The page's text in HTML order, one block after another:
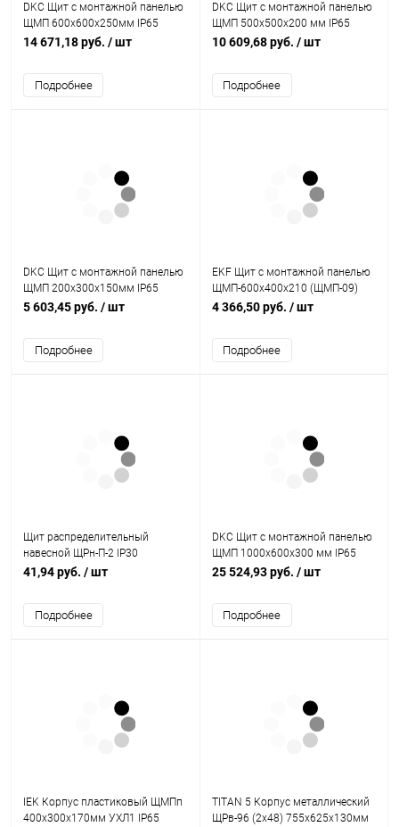
DKC Щит с монтажной панелью
ЩМП 600x600x250мм IP65
серия ST (R5ST0669)
14 671,18 руб. / шт
Подробнее
DKC Щит с монтажной панелью
ЩМП 500x500x200 мм IP65
серия ST (R5ST0552)
10 609,68 руб. / шт
Подробнее
DKC Щит с монтажной панелью
ЩМП 200x300x150мм IP65
серия ST (R5ST0231)
5 603,45 руб. / шт
Подробнее
EKF Щит с монтажной панелью
ЩМП-600х400х210 (ЩМП-09)
IP31 (mb22-09)
4 366,50 руб. / шт
Подробнее
Щит распределительный
навесной ЩРн-П-2 IP30
пластиковый белый без двери
41,94 руб. / шт
Подробнее
DKC Щит с монтажной панелью
ЩМП 1000x600x300 мм IP65
серия ST (R5ST1063)
25 524,93 руб. / шт
Подробнее
IEK Корпус пластиковый ЩМПп
400х300х170мм УХЛ1 IP65
TITAN 5 Корпус металлический
ЩРв-96 (2х48) 755х625х130мм